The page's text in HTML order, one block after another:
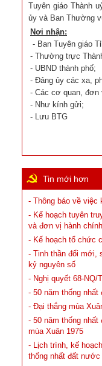
Tuyên giáo Thành
ủy và Ban Thường
Nơi nhận:
- Ban Tuyên giáo
- Thường trực
- UBND thành phố;
- Đảng ủy các xa,
- Các cơ quan, đơn
- Như kính gửi;
- Lưu BTG
Tin mới hơn
- Thông báo về việc
- Kế hoạch tuyên
và đơn vị hành chính
- Kế hoạch tổ chức
- Tinh thần đổi mới,
kỷ nguyên số
- Nghị quyết 68-NQ/
- 50 năm thống
- Đại thắng mùa
- 50 năm thống
mùa Xuân 1975
- Lịch trình, kế
thống nhất đất nước